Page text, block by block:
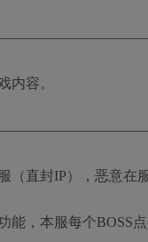
内容。
（直封IP），恶意在
能，本服每个BOSS